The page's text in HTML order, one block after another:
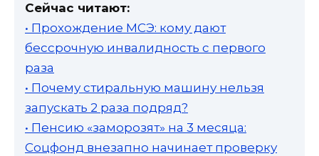
Сейчас читают:
• Прохождение МСЭ: кому дают
бессрочную инвалидность с первого
раза
• Почему стиральную машину нельзя
запускать 2 раза подряд?
• Пенсию «заморозят» на 3 месяца:
Соцфонд внезапно начинает проверку